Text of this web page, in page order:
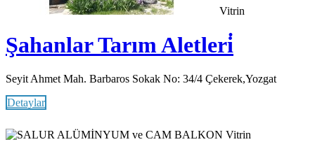
Vitrin
Şahanlar Tarım Aletleri̇
Seyit Ahmet Mah. Barbaros Sokak No: 34/4 Çekerek,Yozgat
Detaylar
Vitrin